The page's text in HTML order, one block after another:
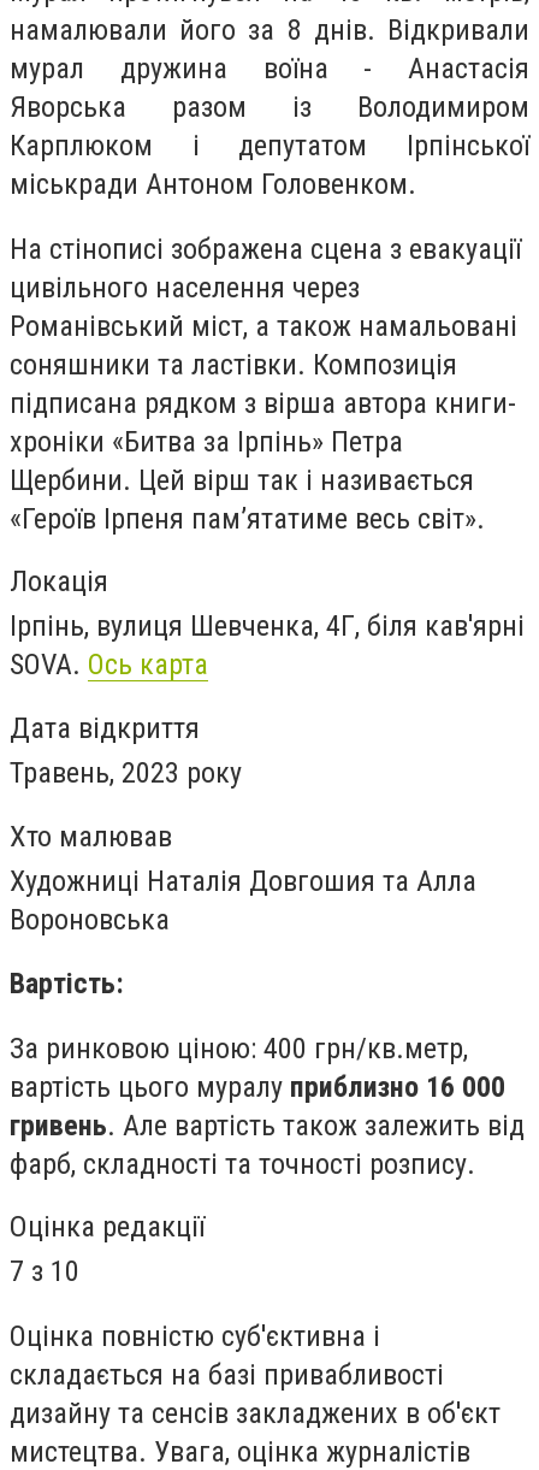
намалювали його за 8 днів. Відкривали
мурал дружина воїна - Анастасія
Яворська разом із Володимиром
Карплюком і депутатом Ірпінської
міськради Антоном Головенком.
На стінописі зображена сцена з евакуації
цивільного населення через
Романівський міст, а також намальовані
соняшники та ластівки. Композиція
підписана рядком з вірша автора книги-
хроніки «Битва за Ірпінь» Петра
Щербини. Цей вірш так і називається
«Героїв Ірпеня пам’ятатиме весь світ».
Локація
Ірпінь, вулиця Шевченка, 4Г, біля кав'ярні
SOVA. Ось карта
Дата відкриття
Травень, 2023 року
Хто малював
Художниці Наталія Довгошия та Алла
Вороновська
Вартість:
За ринковою ціною: 400 грн/кв.метр,
вартість цього муралу приблизно 16 000
гривень. Але вартість також залежить від
фарб, складності та точності розпису.
Оцінка редакції
7 з 10
Оцінка повністю суб'єктивна і
складається на базі привабливості
дизайну та сенсів закладжених в об'єкт
мистецтва. Увага, оцінка журналістів